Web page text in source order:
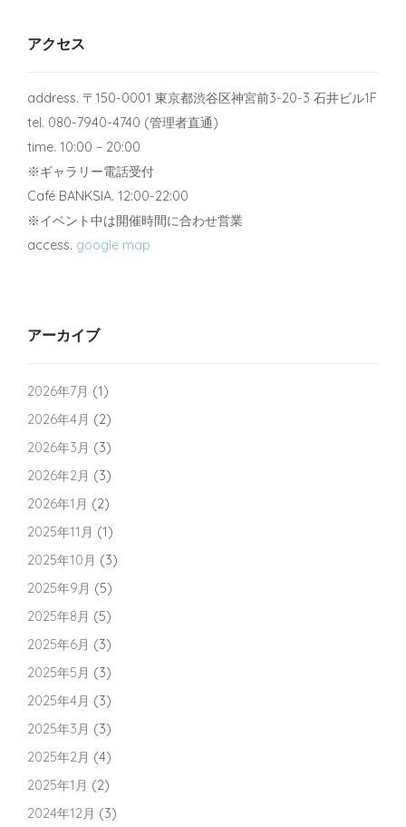
アクセス
address. 〒150-0001 東京都渋谷区神宮前3-20-3 石井ビル1F
tel. 080-7940-4740 (管理者直通)
time. 10:00 – 20:00
※ギャラリー電話受付
Café BANKSIA. 12:00-22:00
※イベント中は開催時間に合わせ営業
access. google map
アーカイブ
2026年7月 (1)
2026年4月 (2)
2026年3月 (3)
2026年2月 (3)
2026年1月 (2)
2025年11月 (1)
2025年10月 (3)
2025年9月 (5)
2025年8月 (5)
2025年6月 (3)
2025年5月 (3)
2025年4月 (3)
2025年3月 (3)
2025年2月 (4)
2025年1月 (2)
2024年12月 (3)